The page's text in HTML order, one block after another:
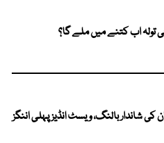
تولہ اب کتنے میں ملے گا؟
شاندار بالنگ، ویسٹ انڈیز پہلی اننگز